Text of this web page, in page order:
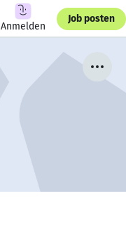
Anmelden
Job posten